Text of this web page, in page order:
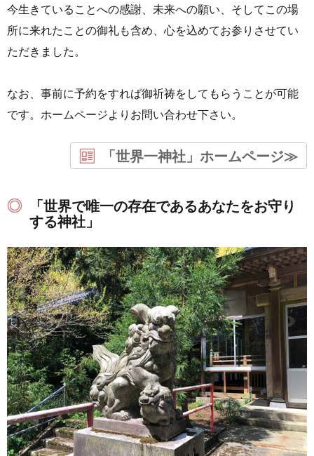
今生きていることへの感謝、未来への願い、そしてこの場
所に来れたことの御礼も含め、心を込めてお参りさせてい
ただきました。
なお、事前に予約をすれば御祈祷をしてもらうことが可能
です。ホームページよりお問い合わせ下さい。
「世界一神社」ホームページ≫
「世界で唯一の存在であるあなたをお守り
する神社」